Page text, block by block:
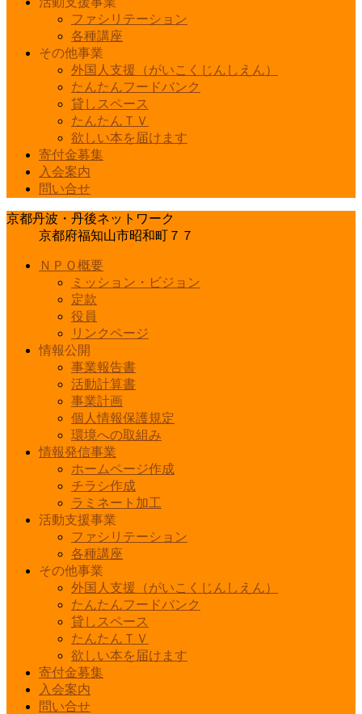
ファシリテーション
各種講座
その他事業
外国人支援（がいこくじんしえん）
たんたんフードバンク
貸しスペース
たんたんＴＶ
欲しい本を届けます
寄付金募集
入会案内
問い合せ
京都丹波・丹後ネットワーク
京都府福知山市昭和町７７
ＮＰＯ概要
ミッション・ビジョン
定款
役員
リンクページ
情報公開
事業報告書
活動計算書
事業計画
個人情報保護規定
環境への取組み
情報発信事業
ホームページ作成
チラシ作成
ラミネート加工
活動支援事業
ファシリテーション
各種講座
その他事業
外国人支援（がいこくじんしえん）
たんたんフードバンク
貸しスペース
たんたんＴＶ
欲しい本を届けます
寄付金募集
入会案内
問い合せ